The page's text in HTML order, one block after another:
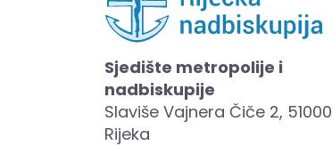
Sjedište metropolije i
nadbiskupije
Slaviše Vajnera Čiče 2, 51000
Rijeka